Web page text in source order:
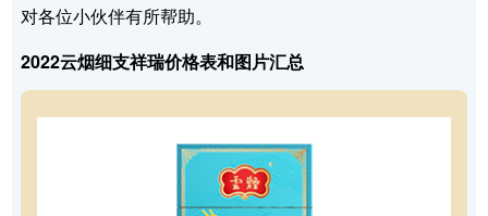
对各位小伙伴有所帮助。
2022云烟细支祥瑞价格表和图片汇总